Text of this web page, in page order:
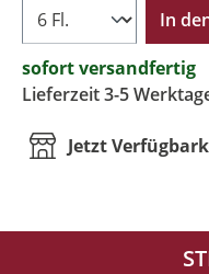
In
sofort versandfertig
Lieferzeit 3-5
Jetzt